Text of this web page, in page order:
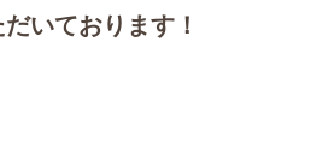
いております！